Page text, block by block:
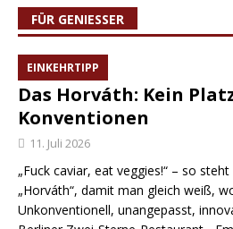
FÜR GENIESSER
EINKEHRTIPP
Das Horváth: Kein
Konventionen
11. Juli 2026
„Fuck caviar, eat veggies!“ – so
„Horváth“, damit man gleich weiß,
Unkonventionell, unangepasst,